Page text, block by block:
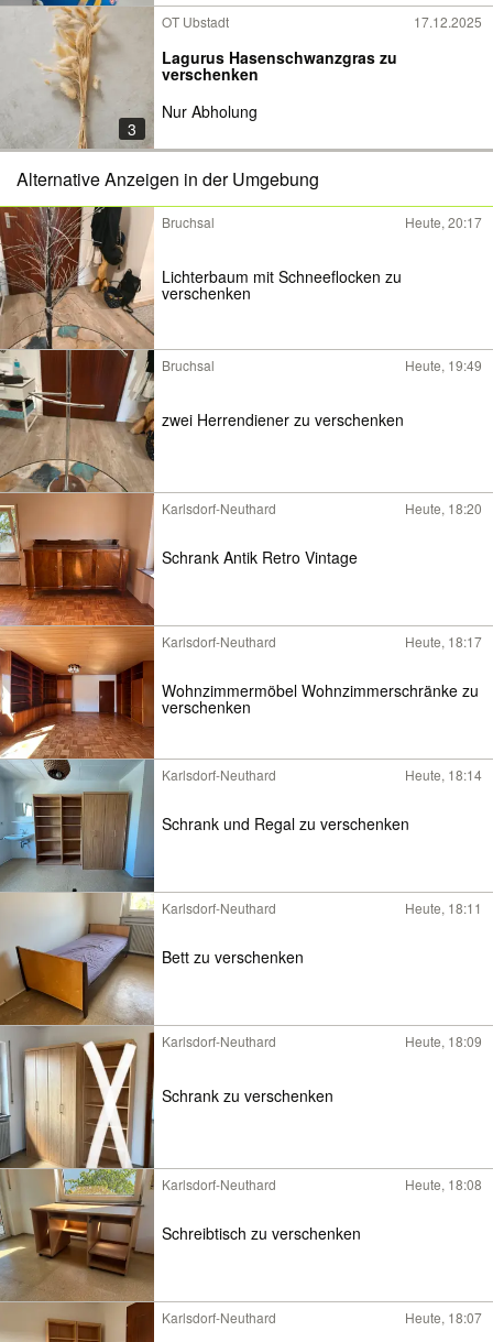
3
OT Ubstadt 17.12.2025
Lagurus Hasenschwanzgras zu
verschenken
Nur Abholung
Alternative Anzeigen in der Umgebung
Bruchsal Heute, 20:17
Lichterbaum mit Schneeflocken zu
verschenken
Bruchsal Heute, 19:49
zwei Herrendiener zu verschenken
Karlsdorf-Neuthard Heute, 18:20
Schrank Antik Retro Vintage
Karlsdorf-Neuthard Heute, 18:17
Wohnzimmermöbel Wohnzimmerschränke zu
verschenken
Karlsdorf-Neuthard Heute, 18:14
Schrank und Regal zu verschenken
Karlsdorf-Neuthard Heute, 18:11
Bett zu verschenken
Karlsdorf-Neuthard Heute, 18:09
Schrank zu verschenken
Karlsdorf-Neuthard Heute, 18:08
Schreibtisch zu verschenken
Karlsdorf-Neuthard Heute, 18:07